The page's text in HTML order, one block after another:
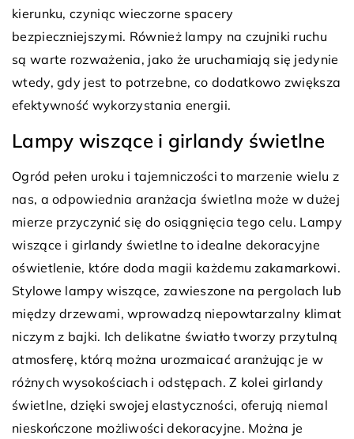
kierunku, czyniąc wieczorne spacery
bezpieczniejszymi. Również lampy na czujniki ruchu
są warte rozważenia, jako że uruchamiają się jedynie
wtedy, gdy jest to potrzebne, co dodatkowo zwiększa
efektywność wykorzystania energii.
Lampy wiszące i girlandy świetlne
Ogród pełen uroku i tajemniczości to marzenie wielu z
nas, a odpowiednia aranżacja świetlna może w dużej
mierze przyczynić się do osiągnięcia tego celu. Lampy
wiszące i girlandy świetlne to idealne dekoracyjne
oświetlenie, które doda magii każdemu zakamarkowi.
Stylowe lampy wiszące, zawieszone na pergolach lub
między drzewami, wprowadzą niepowtarzalny klimat
niczym z bajki. Ich delikatne światło tworzy przytulną
atmosferę, którą można urozmaicać aranżując je w
różnych wysokościach i odstępach. Z kolei girlandy
świetlne, dzięki swojej elastyczności, oferują niemal
nieskończone możliwości dekoracyjne. Można je